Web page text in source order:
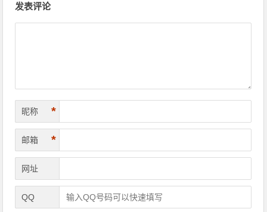
发表评论
昵称 *
邮箱 *
网址
QQ